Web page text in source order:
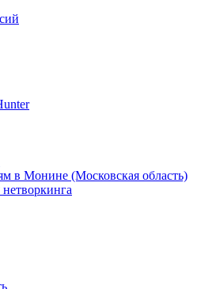
в Монине (Московская область)
нетворкинга